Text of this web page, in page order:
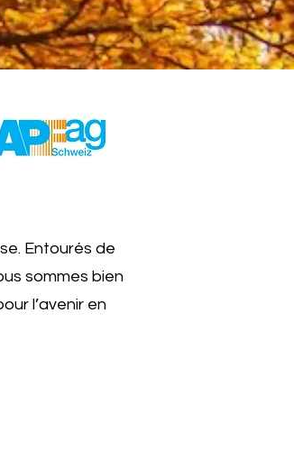
Entourés de
sommes bien
l’avenir en